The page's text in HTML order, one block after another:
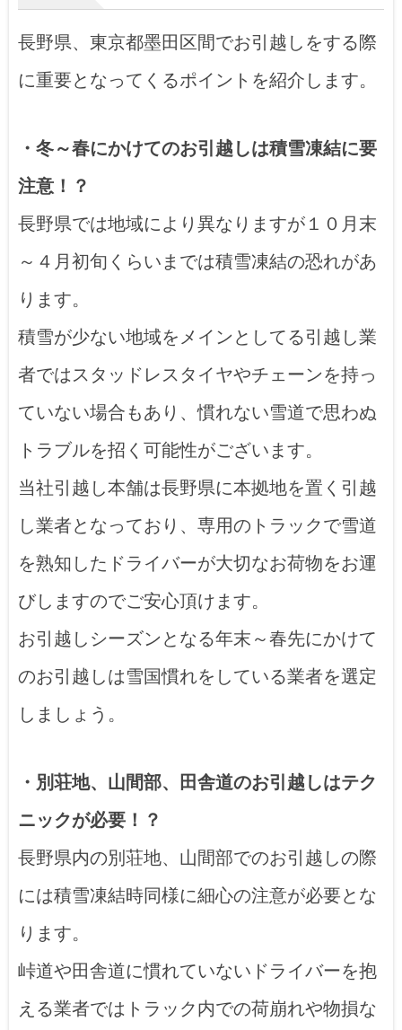
長野県、東京都墨田区間でお引越しをする際
に重要となってくるポイントを紹介します。
・冬～春にかけてのお引越しは積雪凍結に要
注意！？
長野県では地域により異なりますが１０月末
～４月初旬くらいまでは積雪凍結の恐れがあ
ります。
積雪が少ない地域をメインとしてる引越し業
者ではスタッドレスタイヤやチェーンを持っ
ていない場合もあり、慣れない雪道で思わぬ
トラブルを招く可能性がございます。
当社引越し本舗は長野県に本拠地を置く引越
し業者となっており、専用のトラックで雪道
を熟知したドライバーが大切なお荷物をお運
びしますのでご安心頂けます。
お引越しシーズンとなる年末～春先にかけて
のお引越しは雪国慣れをしている業者を選定
しましょう。
・別荘地、山間部、田舎道のお引越しはテク
ニックが必要！？
長野県内の別荘地、山間部でのお引越しの際
には積雪凍結時同様に細心の注意が必要とな
ります。
峠道や田舎道に慣れていないドライバーを抱
える業者ではトラック内での荷崩れや物損な